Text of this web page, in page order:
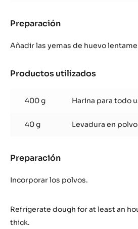
Preparación
Breton
Añadir las yemas de huevo
Productos utilizados
400 g Harina para todo
40 g Levadura en polvo
Preparación
Breton
Incorporar los polvos.
Refrigerate dough for at least an
thick.